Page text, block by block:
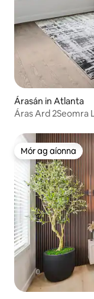
Árasán in Atlanta
Áras Ard 2Seomra
Mór ag aíonna
Mór ag aíonna